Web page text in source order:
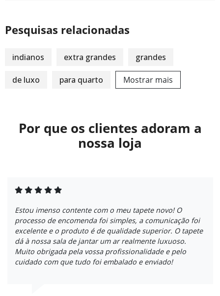
Pesquisas relacionadas
indianos extra grandes grandes
de luxo para quarto Mostrar mais
Por que os clientes adoram a
nossa loja
Estou imenso contente com o meu tapete novo! O
processo de encomenda foi simples, a comunicação foi
excelente e o produto é de qualidade superior. O tapete
dá à nossa sala de jantar um ar realmente luxuoso.
Muito obrigada pela vossa profissionalidade e pelo
cuidado com que tudo foi embalado e enviado!